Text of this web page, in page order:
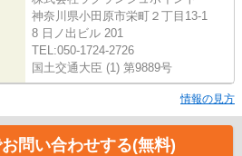
神奈川県小田原市栄町２丁目13-1
8 日ノ出ビル 201
TEL:050-1724-2726
国土交通大臣 (1) 第9889号
情報の見方
問い合わせする(無料)